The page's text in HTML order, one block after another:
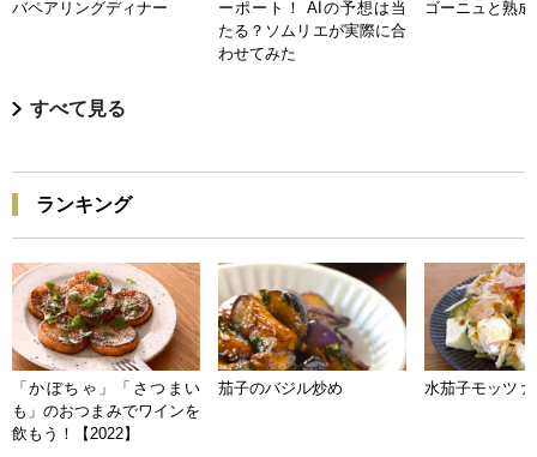
バペアリングディナー
ーポート！ AIの予想は当
たる？ソムリエが実際に合
わせてみた
ゴーニュと熟
すべて見る
ランキング
「かぼちゃ」「さつまい
も」のおつまみでワインを
飲もう！【2022】
茄子のバジル炒め 水茄子モッツァ